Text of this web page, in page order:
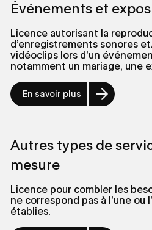
Événements et
Licence autorisant la
d’enregistrements sonores
vidéoclips lors d’un
notamment un mariage, une
En savoir plus
Autres types de
mesure
Licence pour combler les
ne correspond pas à l’une ou
établies.